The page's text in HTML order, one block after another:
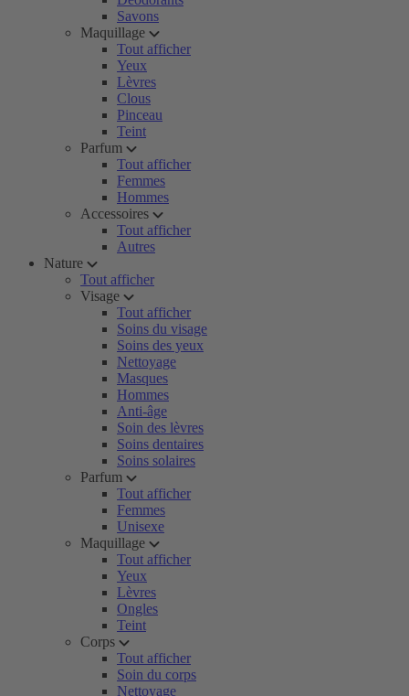
Savons
Maquillage
Tout afficher
Yeux
Lèvres
Clous
Pinceau
Teint
Parfum
Tout afficher
Femmes
Hommes
Accessoires
Tout afficher
Autres
Nature
Tout afficher
Visage
Tout afficher
Soins du visage
Soins des yeux
Nettoyage
Masques
Hommes
Anti-âge
Soin des lèvres
Soins dentaires
Soins solaires
Parfum
Tout afficher
Femmes
Unisexe
Maquillage
Tout afficher
Yeux
Lèvres
Ongles
Teint
Corps
Tout afficher
Soin du corps
Nettoyage